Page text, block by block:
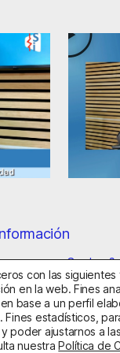
Centro
Política de
la Ansiedad.
con las
en la web. Fines
base a un perfil
estadísticos,
poder ajustarnos a
nuestraPolítica de